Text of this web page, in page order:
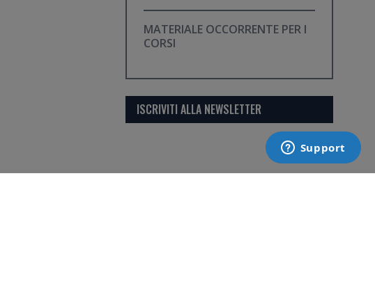
MATERIALE OCCORRENTE PER I
CORSI
ISCRIVITI ALLA NEWSLETTER